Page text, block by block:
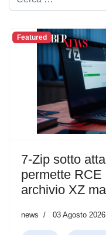
Featured
7‑Zip sotto
permette
archivio XZ
news 03 Agosto 2026